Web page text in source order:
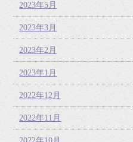
2023年5月
2023年3月
2023年2月
2023年1月
2022年12月
2022年11月